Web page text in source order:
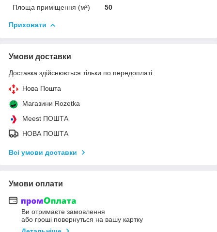
Площа приміщення (м²)
50
Приховати
Умови доставки
Доставка здійснюється тільки по передоплаті.
Нова Пошта
Магазини Rozetka
Meest ПОШТА
НОВА ПОШТА
Всі умови доставки
Умови оплати
Ви отримаєте замовлення
або гроші повернуться на вашу картку